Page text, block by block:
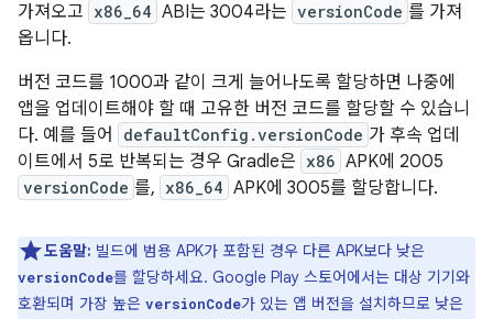
가져오고 x86_64 ABI는 3004라는 versionCode 를 가져
옵니다.
버전 코드를 1000과 같이 크게 늘어나도록 할당하면 나중에
앱을 업데이트해야 할 때 고유한 버전 코드를 할당할 수 있습니
다. 예를 들어
defaultConfig.versionCode 가 후속 업데
이트에서 5로 반복되는 경우 Gradle은 x86 APK에 2005
versionCode 를, x86_64 APK에 3005를 할당합니다.
도움말: 빌드에 범용 APK가 포함된 경우 다른 APK보다 낮은
versionCode를 할당하세요. Google Play 스토어에서는 대상 기기와
호환되며 가장 높은 versionCode가 있는 앱 버전을 설치하므로 낮은